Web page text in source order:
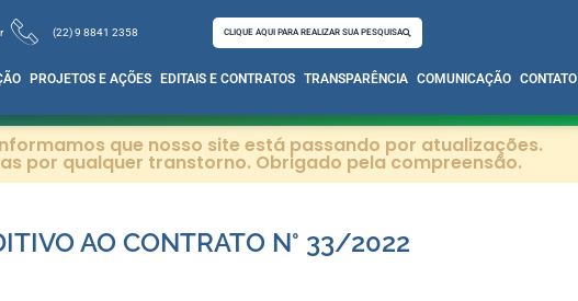
(22) 9 8841 2358 CLIQUE AQUI PARA REALIZAR SUA PESQUISA
PROJETOS E AÇÕES EDITAIS E CONTRATOS TRANSPARÊNCIA COMUNICAÇÃO CONTATO
que nosso site está passando por atualizações.
por qualquer transtorno. Obrigado pela compreensão.
AO CONTRATO N° 33/2022